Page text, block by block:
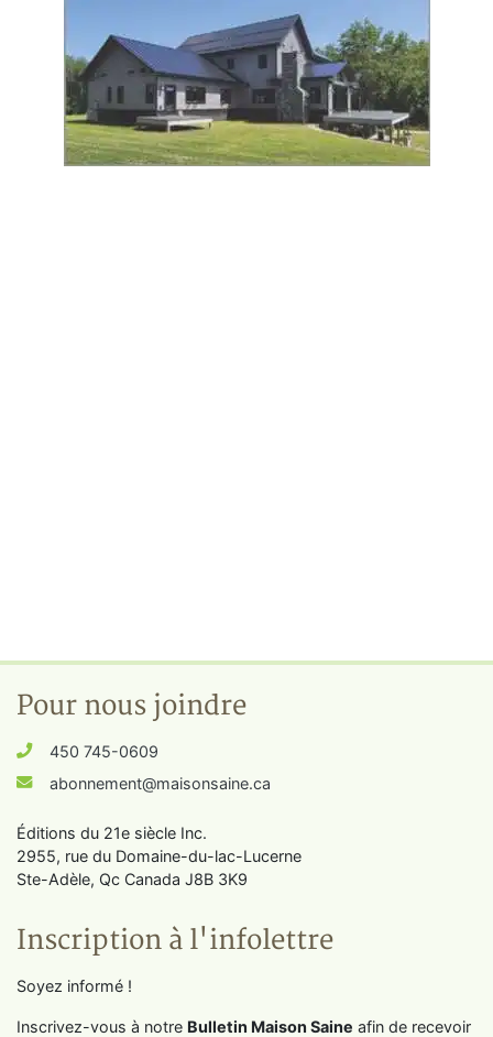
Pour nous joindre
450 745-0609
abonnement@maisonsaine.ca
Éditions du 21e siècle Inc.
2955, rue du Domaine-du-lac-Lucerne
Ste-Adèle, Qc Canada J8B 3K9
Inscription à l'infolettre
Soyez informé !
Inscrivez-vous à notre Bulletin Maison Saine afin de recevoir